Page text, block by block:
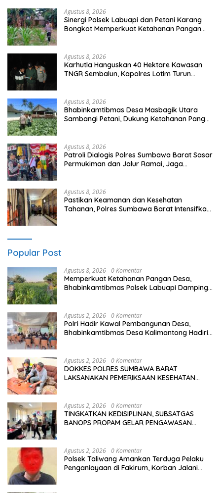
Agustus 8, 2026
Sinergi Polsek Labuapi dan Petani Karang
Bongkot Memperkuat Ketahanan Pangan
Agustus 8, 2026
Karhutla Hanguskan 40 Hektare Kawasan
TNGR Sembalun, Kapolres Lotim Turun
Agustus 8, 2026
Bhabinkamtibmas Desa Masbagik Utara
Sambangi Petani, Dukung Ketahanan Pangan
Agustus 8, 2026
Patroli Dialogis Polres Sumbawa Barat Sasar
Permukiman dan Jalur Ramai, Jaga
Agustus 8, 2026
Pastikan Keamanan dan Kesehatan
Tahanan, Polres Sumbawa Barat Intensifkan
Popular Post
Agustus 8, 2026 0 Komentar
Memperkuat Ketahanan Pangan Desa,
Bhabinkamtibmas Polsek Labuapi Dampingi
Agustus 2, 2026 0 Komentar
Polri Hadir Kawal Pembangunan Desa,
Bhabinkamtibmas Desa Kalimantong Hadiri
Agustus 2, 2026 0 Komentar
DOKKES POLRES SUMBAWA BARAT
LAKSANAKAN PEMERIKSAAN KESEHATAN
Agustus 2, 2026 0 Komentar
TINGKATKAN KEDISIPLINAN, SUBSATGAS
BANOPS PROPAM GELAR PENGAWASAN
Agustus 2, 2026 0 Komentar
Polsek Taliwang Amankan Terduga Pelaku
Penganiayaan di Fakirum, Korban Jalani